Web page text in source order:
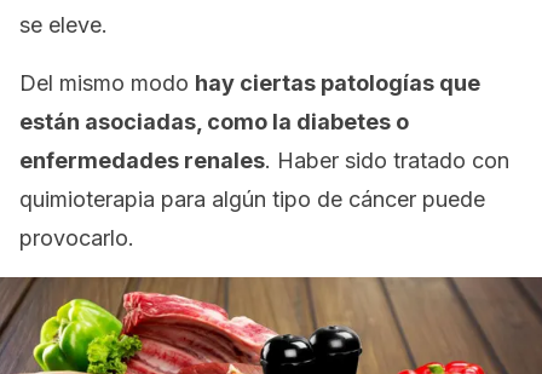
se eleve.
Del mismo modo hay ciertas patologías que
están asociadas, como la diabetes o
enfermedades renales. Haber sido tratado con
quimioterapia para algún tipo de cáncer puede
provocarlo.